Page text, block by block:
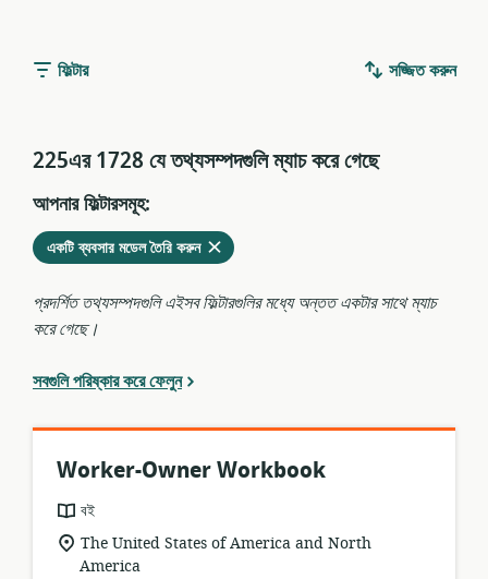
ফিল্টার সজ্জিত করুন
225এর 1728 যে তথ্যসম্পদগুলি ম্যাচ করে গেছে
আপনার ফিল্টারসমূহ:
মুছে
ফেলুন
একটি ব্যবসার মডেল তৈরি করুনএখনকার
ফিল্টারগুলির
থেকে
প্রদর্শিত তথ্যসম্পদগুলি এইসব ফিল্টারগুলির মধ্যে অন্তত একটার সাথে ম্যাচ
করে গেছে।
সবগুলি পরিষ্কার করে ফেলুন
Worker-Owner Workbook
তথ্যসম্পদের
ফর্ম্যাট:
বই
প্রাসঙ্গিকতার
অবস্থান:
The United States of America and North
America